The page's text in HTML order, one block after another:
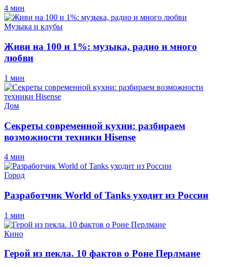
4 мин
Музыка и клубы
Живи на 100 и 1%: музыка, радио и много
любви
1 мин
Дом
Секреты современной кухни: разбираем
возможности техники Hisense
4 мин
Город
Разработчик World of Tanks уходит из России
1 мин
Кино
Герой из пекла. 10 фактов о Роне Перлмане